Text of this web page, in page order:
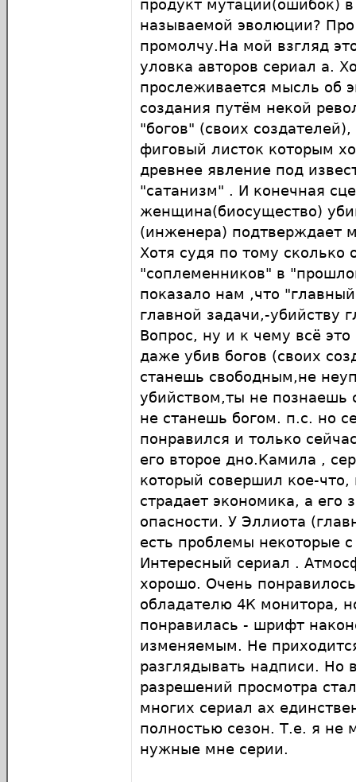
продукт мутаций(ошибок) в
называемой эволюции?
промолчу.На мой взгляд
уловка авторов сериал а.
прослеживается мысль об
создания путём некой
"богов" (своих
фиговый листок которым
древнее явление под
"сатанизм" . И конечная
женщина(биосущество)
(инженера) подтверждает
Хотя судя по тому сколько
"соплеменников" в
показало нам ,что
главной задачи,-убийству
Вопрос, ну и к чему всё
даже убив богов (своих
станешь свободным,не
убийством,ты не познаешь
не станешь богом. п.с. но
понравился и только
его второе дно.Камила ,
который совершил кое-что,
страдает экономика, а его
опасности. У Эллиота
есть проблемы некоторые
Интересный сериал .
хорошо. Очень
обладателю 4К монитора,
понравилась - шрифт
изменяемым. Не
разглядывать надписи. Но
разрешений просмотра
многих сериал ах
полностью сезон. Т.е. я не
нужные мне серии.